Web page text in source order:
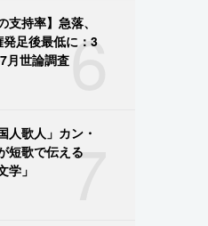
6
支持率】急落、
足後最低に：3
月世論調査
7
人歌人」カン・
短歌で伝える
学」